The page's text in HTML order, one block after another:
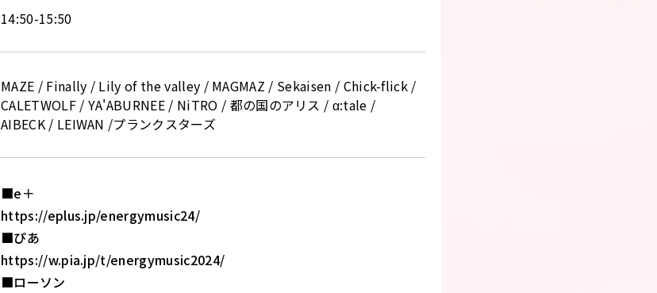
14:50-15:50
MAZE / Finally / Lily of the valley / MAGMAZ / Sekaisen / Chick-flick /
CALETWOLF / YA'ABURNEE / NiTRO / 都の国のアリス / α:tale /
AIBECK / LEIWAN /プランクスターズ
■e＋
https://eplus.jp/energymusic24/
■ぴあ
https://w.pia.jp/t/energymusic2024/
■ローソン